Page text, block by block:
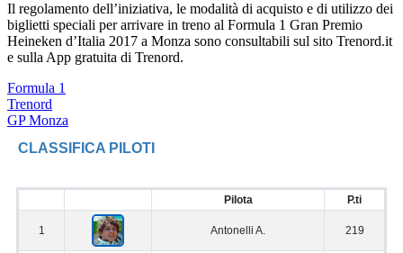
Il regolamento dell’iniziativa, le modalità di acquisto e di utilizzo dei
biglietti speciali per arrivare in treno al Formula 1 Gran Premio
Heineken d’Italia 2017 a Monza sono consultabili sul sito Trenord.it
e sulla App gratuita di Trenord.
Formula 1
Trenord
GP Monza